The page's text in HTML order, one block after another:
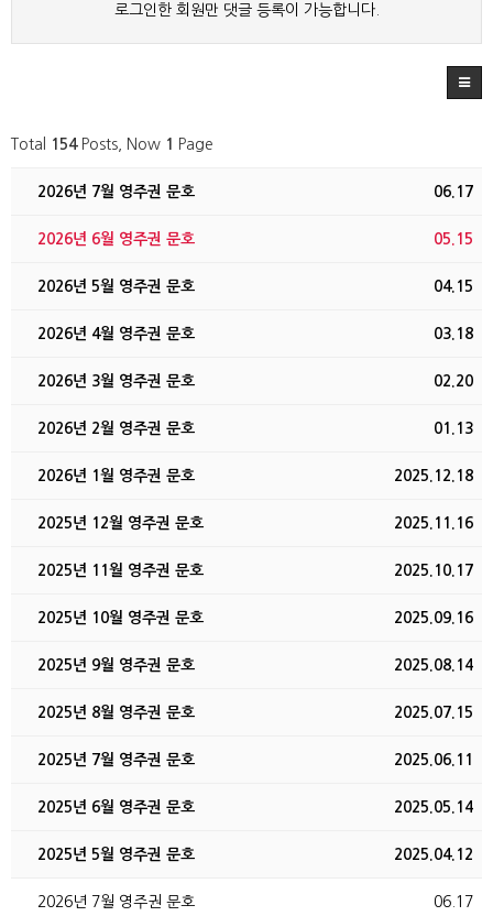
로그인한 회원만 댓글 등록이 가능합니다.
Total 154Posts, Now 1 Page
06.17
2026년 7월 영주권 문호
05.15
2026년 6월 영주권 문호
04.15
2026년 5월 영주권 문호
03.18
2026년 4월 영주권 문호
02.20
2026년 3월 영주권 문호
01.13
2026년 2월 영주권 문호
2025.12.18
2026년 1월 영주권 문호
2025.11.16
2025년 12월 영주권 문호
2025.10.17
2025년 11월 영주권 문호
2025.09.16
2025년 10월 영주권 문호
2025.08.14
2025년 9월 영주권 문호
2025.07.15
2025년 8월 영주권 문호
2025.06.11
2025년 7월 영주권 문호
2025.05.14
2025년 6월 영주권 문호
2025.04.12
2025년 5월 영주권 문호
06.17
2026년 7월 영주권 문호